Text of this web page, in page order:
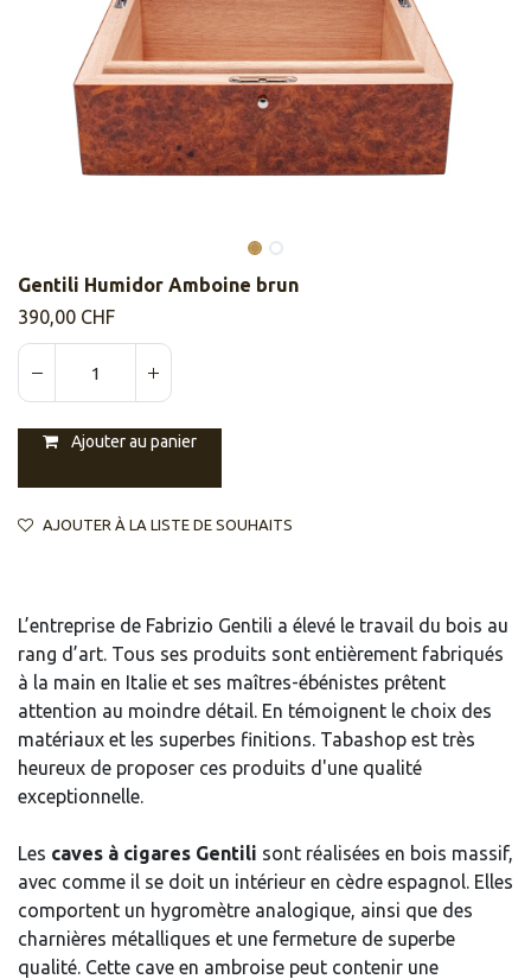
​​Gentili Humidor Amboine brun
390,00 CHF
Ajouter au panier
AJOUTER À LA LISTE DE SOUHAITS
L’entreprise de Fabrizio Gentili a élevé le travail du bois au
rang d’art. Tous ses produits sont entièrement fabriqués
à la main en Italie et ses maîtres-ébénistes prêtent
attention au moindre détail. En témoignent le choix des
matériaux et les superbes finitions. Tabashop est très
heureux de proposer ces produits d'une qualité
exceptionnelle.
Les caves à cigares Gentili sont réalisées en bois massif,
avec comme il se doit un intérieur en cèdre espagnol. Elles
comportent un hygromètre analogique, ainsi que des
charnières métalliques et une fermeture de superbe
qualité. Cette cave en ambroise peut contenir une